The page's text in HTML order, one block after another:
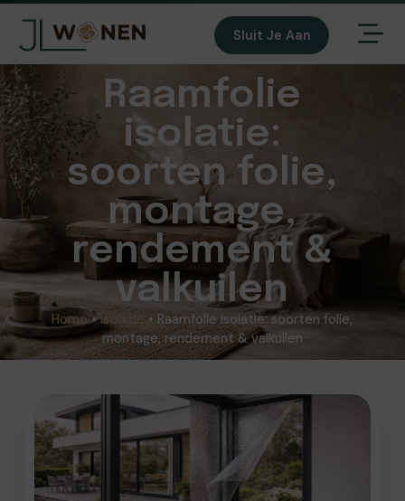
Sluit Je Aan
Raamfolie
isolatie:
soorten folie,
montage,
rendement &
valkuilen
Home•isolatie• Raamfolie isolatie: soorten folie,
montage, rendement & valkuilen